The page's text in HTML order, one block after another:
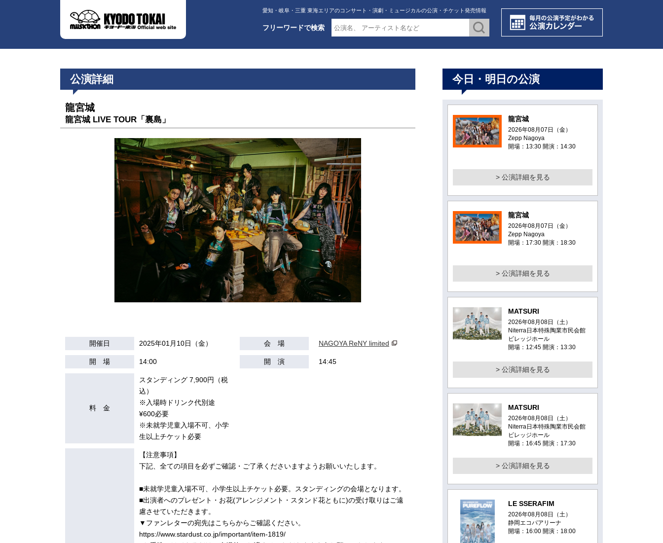
愛知・岐阜・三重 東海エリアのコンサート・演劇・ミュージカルの公演・チケット発売情報
フリーワードで検索
公演詳細
龍宮城
龍宮城 LIVE TOUR「裏島」
開催日 2025年01月10日（金） 会 場 NAGOYA ReNY limited
開 場 14:00 開 演 14:45
料 金
スタンディング 7,900円（税
込）
※入場時ドリンク代別途
¥600必要
※未就学児童入場不可、小学
生以上チケット必要
【注意事項】
下記、全ての項目を必ずご確認・ご了承くださいますようお願いいたします。
■未就学児童入場不可、小学生以上チケット必要。スタンディングの会場となります。
■出演者へのプレゼント・お花(アレンジメント・スタンド花ともに)の受け取りはご遠
慮させていただきます。
▼ファンレターの宛先はこちらからご確認ください。
https://www.stardust.co.jp/important/item-1819/
今日・明日の公演
龍宮城
2026年08月07日（金）
Zepp Nagoya
開場：13:30 開演：14:30
> 公演詳細を見る
龍宮城
2026年08月07日（金）
Zepp Nagoya
開場：17:30 開演：18:30
> 公演詳細を見る
MATSURI
2026年08月08日（土）
Niterra日本特殊陶業市民会館
ビレッジホール
開場：12:45 開演：13:30
> 公演詳細を見る
MATSURI
2026年08月08日（土）
Niterra日本特殊陶業市民会館
ビレッジホール
開場：16:45 開演：17:30
> 公演詳細を見る
LE SSERAFIM
2026年08月08日（土）
静岡エコパアリーナ
開場：16:00 開演：18:00